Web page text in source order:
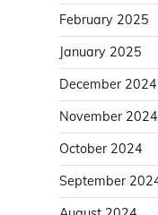
February 2025
January 2025
December 2024
November 2024
October 2024
September